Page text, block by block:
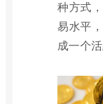
种方式
易水平
成一个